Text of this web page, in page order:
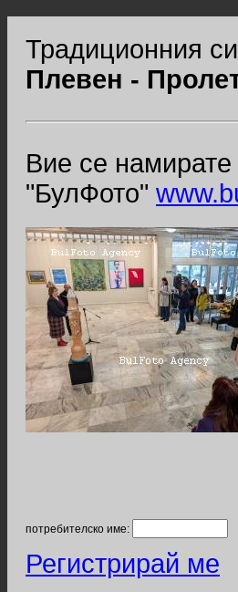
Традиционния
Плевен -
Вие се
"БулФото"
потребителско име:
Регистрирай ме